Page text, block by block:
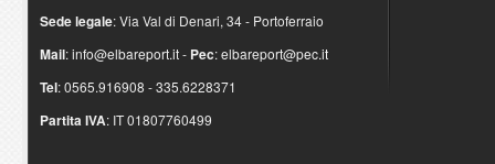
Sede legale: Via Val di Denari, 34 - Portoferraio
Mail:info@elbareport.it- Pec:elbareport@pec.it
Tel: 0565.916908 - 335.6228371
Partita IVA: IT 01807760499